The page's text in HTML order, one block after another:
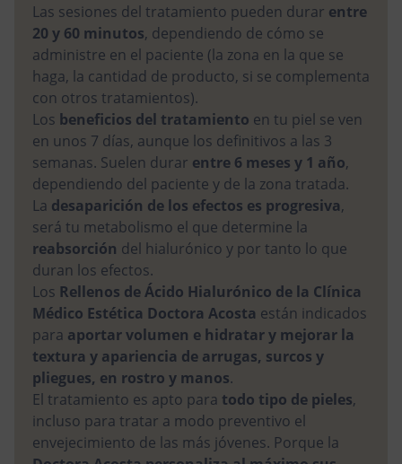
Las sesiones del tratamiento pueden durar entre
20 y 60 minutos, dependiendo de cómo se
administre en el paciente (la zona en la que se
haga, la cantidad de producto, si se complementa
con otros tratamientos).
Los beneficios del tratamiento en tu piel se ven
en unos 7 días, aunque los definitivos a las 3
semanas. Suelen durar entre 6 meses y 1 año,
dependiendo del paciente y de la zona tratada.
La desaparición de los efectos es progresiva,
será tu metabolismo el que determine la
reabsorción del hialurónico y por tanto lo que
duran los efectos.
Los Rellenos de Ácido Hialurónico de la Clínica
Médico Estética Doctora Acosta están indicados
para aportar volumen e hidratar y mejorar la
textura y apariencia de arrugas, surcos y
pliegues, en rostro y manos.
El tratamiento es apto para todo tipo de pieles,
incluso para tratar a modo preventivo el
envejecimiento de las más jóvenes. Porque la